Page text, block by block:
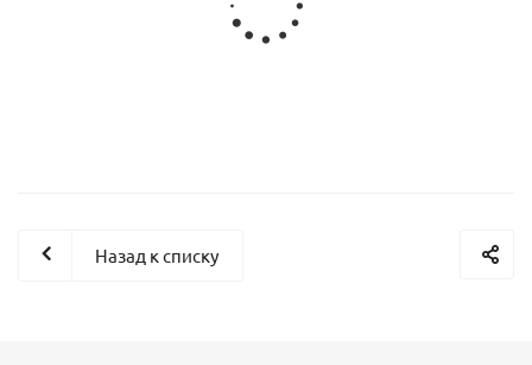
Назад к списку